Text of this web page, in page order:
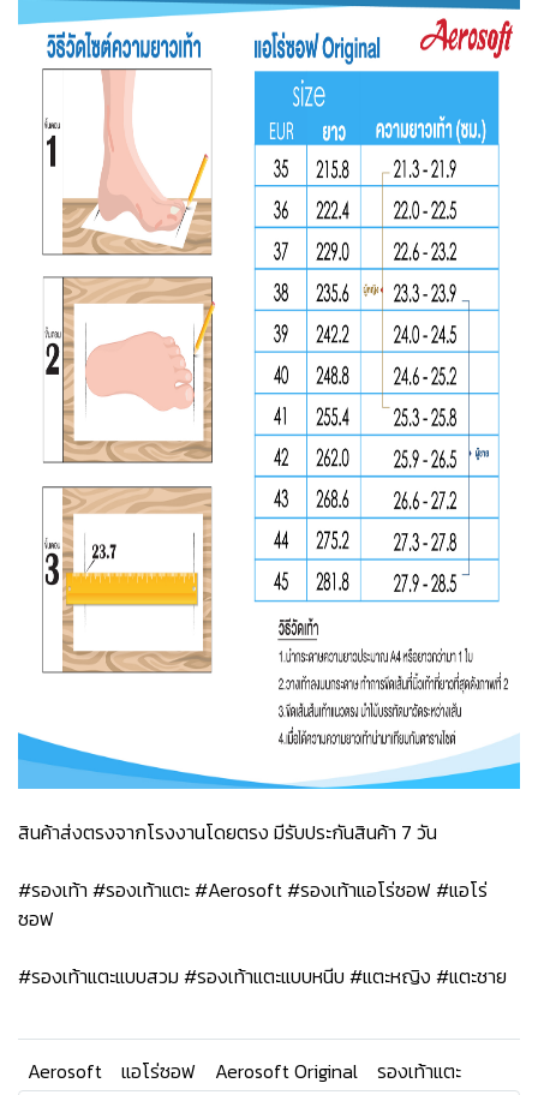
สินค้าส่งตรงจากโรงงานโดยตรง มีรับประกันสินค้า 7 วัน
#รองเท้า #รองเท้าแตะ #Aerosoft #รองเท้าแอโร่ซอฟ #แอโร่
ซอฟ
#รองเท้าแตะแบบสวม #รองเท้าแตะแบบหนีบ #แตะหญิง #แตะชาย
Aerosoft แอโร่ซอฟ Aerosoft Original รองเท้าแตะ